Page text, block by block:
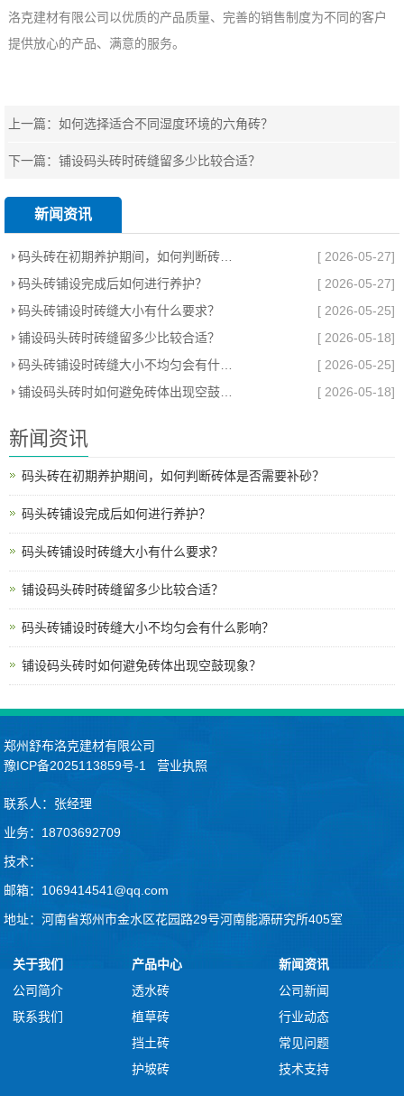
洛克建材有限公司 以优质的产品质量、完善的销售制度为不同的客户
提供放心的产品、满意的服务。
上一篇：如何选择适合不同湿度环境的六角砖？
下一篇：铺设码头砖时砖缝留多少比较合适？
新闻资讯
[ 2026-05-27]
码头砖铺设完成后如何进行养护？
[ 2026-05-27]
码头砖铺设时砖缝大小有什么要求？
[ 2026-05-25]
铺设码头砖时砖缝留多少比较合适？
[ 2026-05-18]
[ 2026-05-25]
[ 2026-05-18]
新闻资讯
码头砖在初期养护期间，如何判断砖体是否需要补砂？
码头砖铺设完成后如何进行养护？
码头砖铺设时砖缝大小有什么要求？
铺设码头砖时砖缝留多少比较合适？
码头砖铺设时砖缝大小不均匀会有什么影响？
铺设码头砖时如何避免砖体出现空鼓现象？
郑州舒布洛克建材有限公司
豫ICP备2025113859号-1
营业执照
联系人：张经理
业务：18703692709
技术：
邮箱：1069414541@qq.com
地址：河南省郑州市金水区花园路29号河南能源研究所405室
关于我们
公司简介
联系我们
产品中心
透水砖
植草砖
挡土砖
护坡砖
新闻资讯
公司新闻
行业动态
常见问题
技术支持